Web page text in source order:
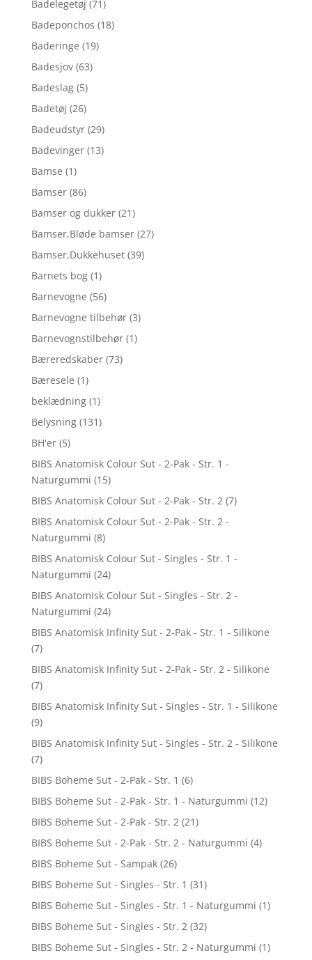
Badelegetøj (71)
Badeponchos (18)
Baderinge (19)
Badesjov (63)
Badeslag (5)
Badetøj (26)
Badeudstyr (29)
Badevinger (13)
Bamse (1)
Bamser (86)
Bamser og dukker (21)
Bamser,Bløde bamser (27)
Bamser,Dukkehuset (39)
Barnets bog (1)
Barnevogne (56)
Barnevogne tilbehør (3)
Barnevognstilbehør (1)
Bæreredskaber (73)
Bæresele (1)
beklædning (1)
Belysning (131)
BH'er (5)
BIBS Anatomisk Colour Sut - 2-Pak - Str. 1 -
Naturgummi (15)
BIBS Anatomisk Colour Sut - 2-Pak - Str. 2 (7)
BIBS Anatomisk Colour Sut - 2-Pak - Str. 2 -
Naturgummi (8)
BIBS Anatomisk Colour Sut - Singles - Str. 1 -
Naturgummi (24)
BIBS Anatomisk Colour Sut - Singles - Str. 2 -
Naturgummi (24)
BIBS Anatomisk Infinity Sut - 2-Pak - Str. 1 - Silikone
(7)
BIBS Anatomisk Infinity Sut - 2-Pak - Str. 2 - Silikone
(7)
BIBS Anatomisk Infinity Sut - Singles - Str. 1 - Silikone
(9)
BIBS Anatomisk Infinity Sut - Singles - Str. 2 - Silikone
(7)
BIBS Boheme Sut - 2-Pak - Str. 1 (6)
BIBS Boheme Sut - 2-Pak - Str. 1 - Naturgummi (12)
BIBS Boheme Sut - 2-Pak - Str. 2 (21)
BIBS Boheme Sut - 2-Pak - Str. 2 - Naturgummi (4)
BIBS Boheme Sut - Sampak (26)
BIBS Boheme Sut - Singles - Str. 1 (31)
BIBS Boheme Sut - Singles - Str. 1 - Naturgummi (1)
BIBS Boheme Sut - Singles - Str. 2 (32)
BIBS Boheme Sut - Singles - Str. 2 - Naturgummi (1)